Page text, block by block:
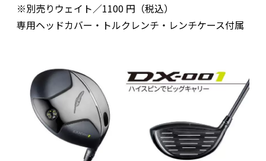
※別売りウェイト／1100 円（税込）
専用ヘッドカバー・トルクレンチ・レンチケース付属